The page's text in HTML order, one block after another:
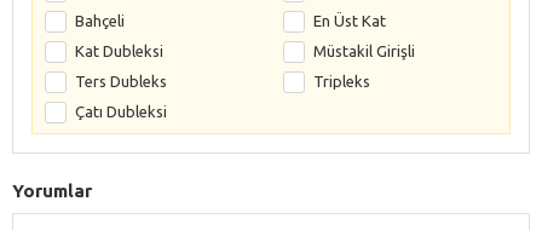
Bahçeli
En Üst Kat
Kat Dubleksi
Müstakil Girişli
Ters Dubleks
Tripleks
Çatı Dubleksi
Yorumlar